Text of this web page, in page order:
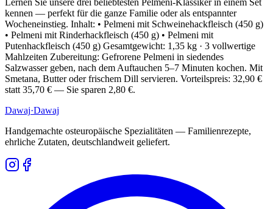
kennen — perfekt für die ganze Familie oder als entspannter
Wocheneinstieg. Inhalt: • Pelmeni mit Schweinehackfleisch (450 g)
• Pelmeni mit Rinderhackfleisch (450 g) • Pelmeni mit
Putenhackfleisch (450 g) Gesamtgewicht: 1,35 kg · 3 vollwertige
Mahlzeiten Zubereitung: Gefrorene Pelmeni in siedendes
Salzwasser geben, nach dem Auftauchen 5–7 Minuten kochen. Mit
Smetana, Butter oder frischem Dill servieren. Vorteilspreis: 32,90 €
statt 35,70 € — Sie sparen 2,80 €.
Dawaj·Dawaj
Handgemachte osteuropäische Spezialitäten — Familienrezepte,
ehrliche Zutaten, deutschlandweit geliefert.